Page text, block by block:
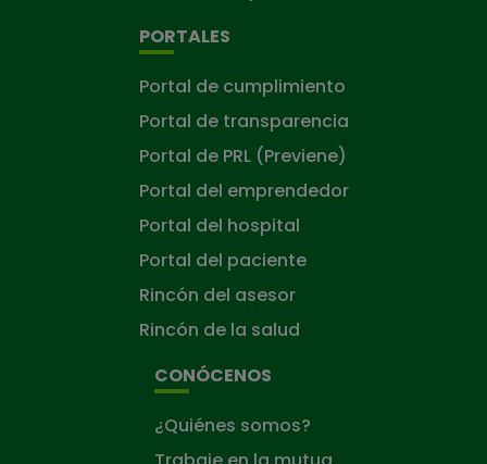
PORTALES
Portal de cumplimiento
Portal de transparencia
Portal de PRL (Previene)
Portal del emprendedor
Portal del hospital
Portal del paciente
Rincón del asesor
Rincón de la salud
CONÓCENOS
¿Quiénes somos?